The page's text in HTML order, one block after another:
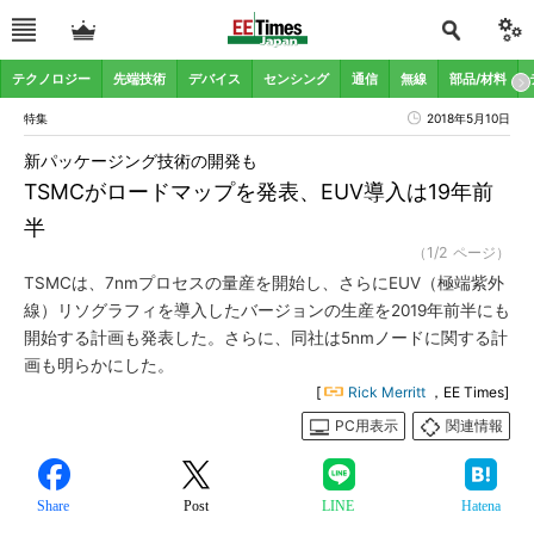
テクノロジー 先端技術 デバイス センシング 通信 無線 部品/材料
特集 2018年5月10日
TSMCがロードマップを発表、EUV導入は19年前
半
新パッケージング技術の開発も
（1/2 ページ）
TSMCは、7nmプロセスの量産を開始し、さらにEUV（極端紫外
線）リソグラフィを導入したバージョンの生産を2019年前半にも
開始する計画も発表した。さらに、同社は5nmノードに関する計
画も明らかにした。
[ Rick Merritt ，EE Times]
PC用表示
関連情報
Share Post LINE Hatena